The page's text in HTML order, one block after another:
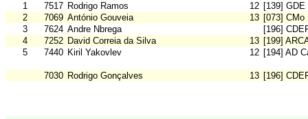
1
7517 Rodrigo Ramos 12 [139] GDE
2
7069 António Gouveia 13 [073] CMo
3
7624 Andre Nbrega
[196]
4
7252 David Correia da Silva 13 [199]
5
7440 Kiril Yakovlev 12 [194] AD
7030 Rodrigo Gonçalves 13 [196]